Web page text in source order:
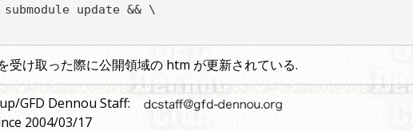
update && \
受け取った際に公開領域の htm が更新されている.
GFD Dennou Staff:
2004/03/17